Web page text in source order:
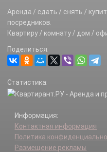
Аренда / сдать / снять /
посредников.
Квартиру / комнату / дом /
Поделиться:
Статистика:
Информация:
Контактная информация
Политика
Размещение рекламы